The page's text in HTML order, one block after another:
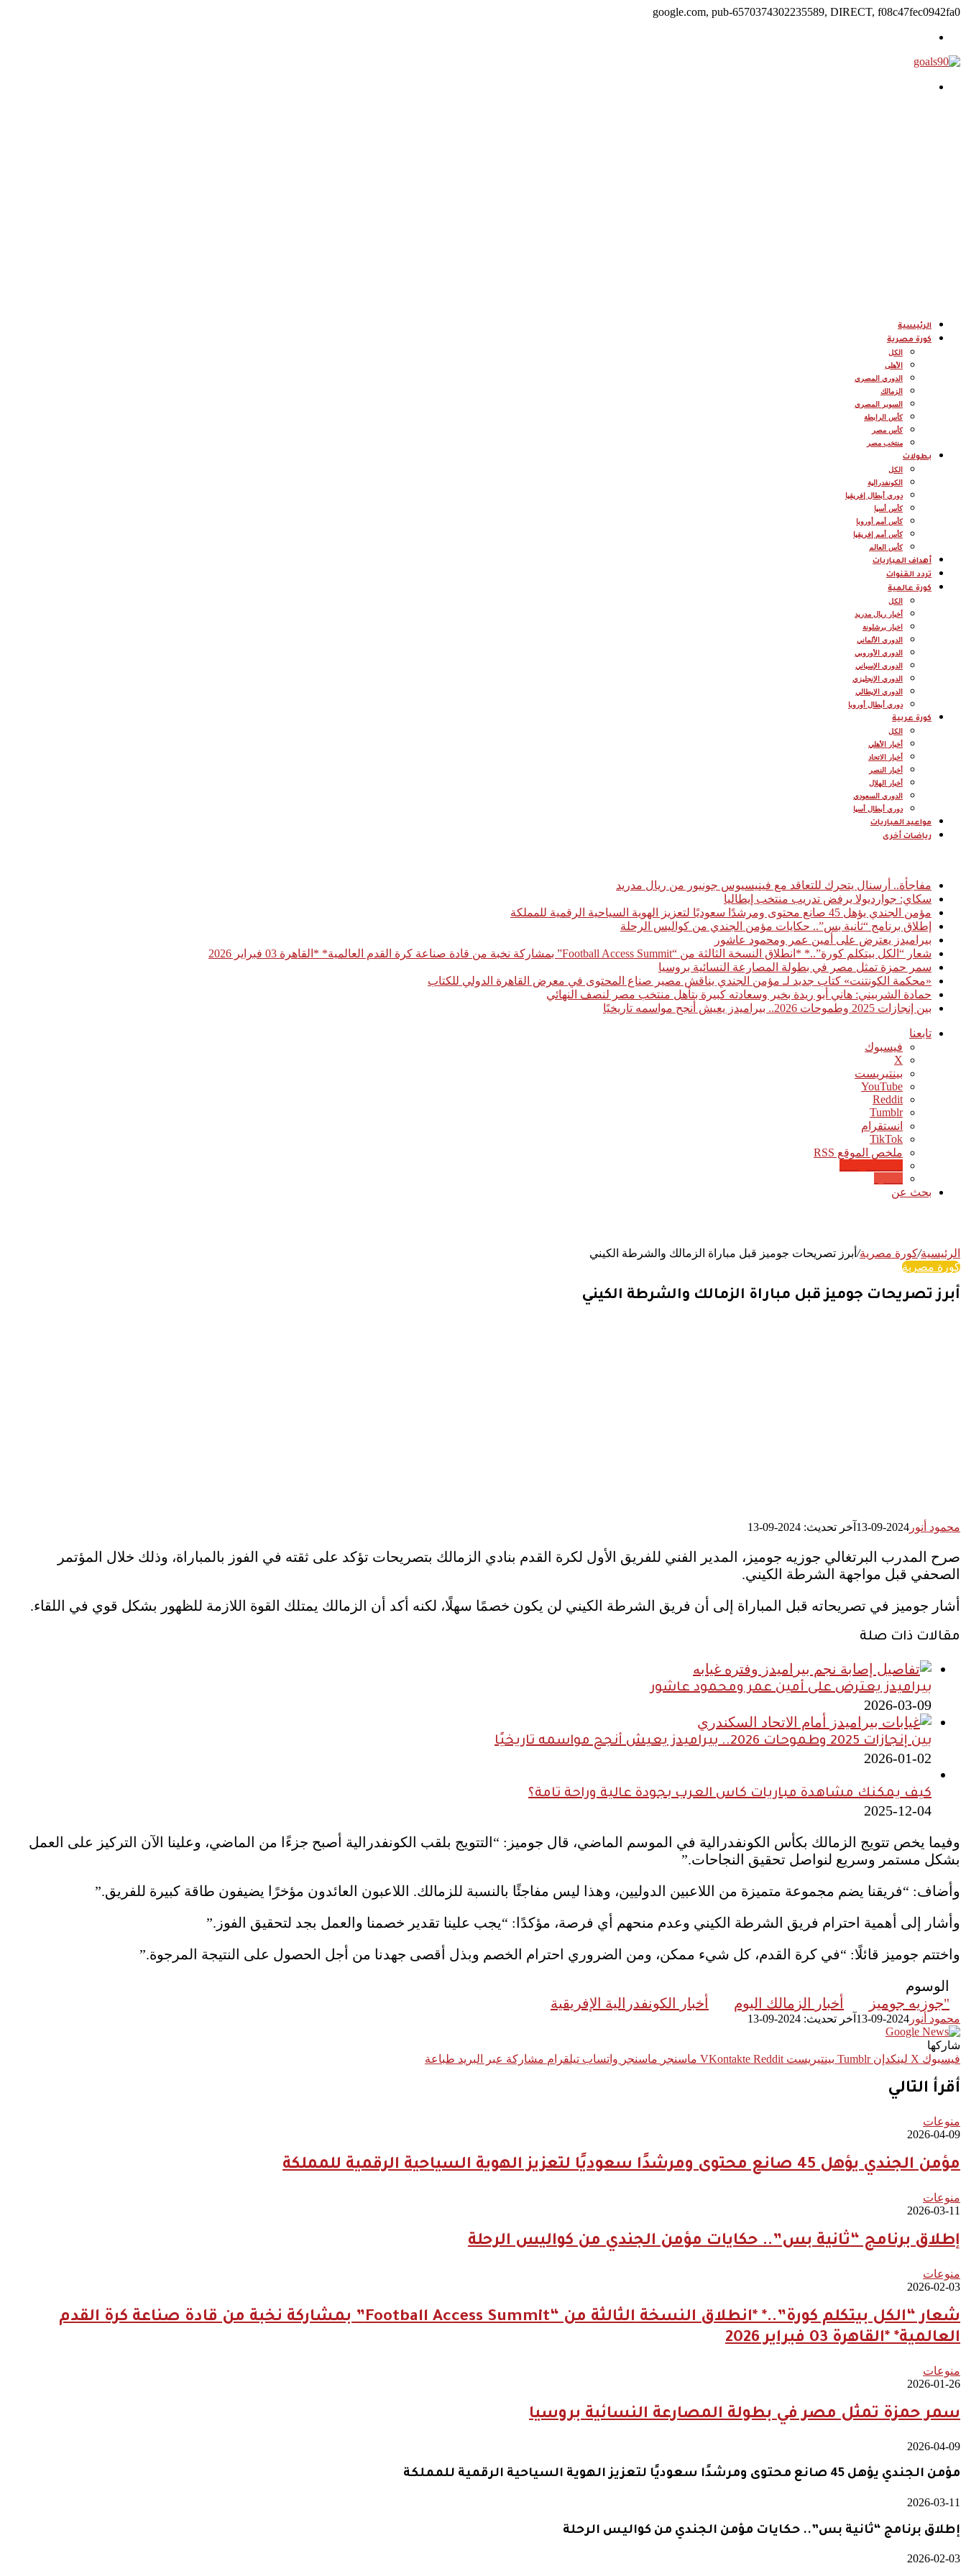
google.com, pub-6570374302235589, DIRECT, f08c47fec0942fa0
الرئيسية
كورة مصرية
الكل
الأهلى
الدوري المصري
الزمالك
السوبر المصري
كأس الرابطة
كأس مصر
منتخب مصر
بطولات
الكل
الكونفدرالية
دوري أبطال إفريقيا
كأس أسيا
كأس أمم أوروبا
كأس أمم إفريقيا
كأس العالم
أهداف المباريات
تردد القنوات
كورة عالمية
الكل
أخبار ريال مدريد
اخبار برشلونة
الدوري الألماني
الدوري الأوروبي
الدوري الإسباني
الدوري الإنجليزي
الدوري الإيطالي
دوري أبطال أوروبا
كورة عربية
الكل
أخبار الأهلي
أخبار الاتحاد
أخبار النصر
أخبار الهلال
الدوري السعودي
دوري أبطال أسيا
مواعيد المباريات
رياضات أخرى
مفاجأة.. أرسنال يتحرك للتعاقد مع فينيسيوس جونيور من ريال مدريد
سكاي: جوارديولا يرفض تدريب منتخب إيطاليا
مؤمن الجندي يؤهل 45 صانع محتوى ومرشدًا سعوديًا لتعزيز الهوية السياحية الرقمية للمملكة
إطلاق برنامج “ثانية بس”.. حكايات مؤمن الجندي من كواليس الرحلة
بيراميدز يعترض على أمين عمر ومحمود عاشور
شعار “الكل بيتكلم كورة”..* *انطلاق النسخة الثالثة من “Football Access Summit” بمشاركة نخبة من قادة صناعة كرة القدم العالمية* *القاهرة 03 فبراير 2026
سمر حمزة تمثل مصر في بطولة المصارعة النسائية بروسيا
«محكمة الكونتنت» كتاب جديد لـ مؤمن الجندي يناقش مصير صناع المحتوى في معرض القاهرة الدولي للكتاب
حمادة الشربيني: هاني أبو ريدة بخير وسعادته كبيرة بتأهل منتخب مصر لنصف النهائي
بين إنجازات 2025 وطموحات 2026.. بيراميدز يعيش أنجح مواسمه تاريخيًا
تابعنا
فيسبوك
‫X
بينتيريست
‫YouTube
انستقرام
‫TikTok
ملخص الموقع RSS
بحث عن
الرئيسية/كورة مصرية/ أبرز تصريحات جوميز قبل مباراة الزمالك والشرطة الكيني
كورة مصرية
أبرز تصريحات جوميز قبل مباراة الزمالك والشرطة الكيني
محمود أنور 2024-09-13 آخر تحديث: 2024-09-13
صرح المدرب البرتغالي جوزيه جوميز، المدير الفني للفريق الأول لكرة القدم بنادي الزمالك بتصريحات تؤكد على ثقته في الفوز بالمباراة، وذلك خلال المؤتمر
الصحفي قبل مواجهة الشرطة الكيني.
أشار جوميز في تصريحاته قبل المباراة إلى أن فريق الشرطة الكيني لن يكون خصمًا سهلًا، لكنه أكد أن الزمالك يمتلك القوة اللازمة للظهور بشكل قوي في اللقاء.
مقالات ذات صلة
بيراميدز يعترض على أمين عمر ومحمود عاشور
2026-03-09
بين إنجازات 2025 وطموحات 2026.. بيراميدز يعيش أنجح مواسمه تاريخيًا
2026-01-02
كيف يمكنك مشاهدة مباريات كاس العرب بجودة عالية وراحة تامة؟
2025-12-04
وفيما يخص تتويج الزمالك بكأس الكونفدرالية في الموسم الماضي، قال جوميز: “التتويج بلقب الكونفدرالية أصبح جزءًا من الماضي، وعلينا الآن التركيز على العمل
بشكل مستمر وسريع لنواصل تحقيق النجاحات.”
وأضاف: “فريقنا يضم مجموعة متميزة من اللاعبين الدوليين، وهذا ليس مفاجئًا بالنسبة للزمالك. اللاعبون العائدون مؤخرًا يضيفون طاقة كبيرة للفريق.”
وأشار إلى أهمية احترام فريق الشرطة الكيني وعدم منحهم أي فرصة، مؤكدًا: “يجب علينا تقدير خصمنا والعمل بجد لتحقيق الفوز.”
واختتم جوميز قائلًا: “في كرة القدم، كل شيء ممكن، ومن الضروري احترام الخصم وبذل أقصى جهدنا من أجل الحصول على النتيجة المرجوة.”
الوسوم
"جوزيه جوميز
أخبار الزمالك اليوم أخبار الكونفدرالية الإفريقية
محمود أنور 2024-09-13 آخر تحديث: 2024-09-13
شاركها
فيسبوك ‫X لينكدإن بينتيريست ماسنجر ماسنجر واتساب تيلقرام مشاركة عبر البريد طباعة
أقرأ التالي
منوعات
2026-04-09
مؤمن الجندي يؤهل 45 صانع محتوى ومرشدًا سعوديًا لتعزيز الهوية السياحية الرقمية للمملكة
منوعات
2026-03-11
إطلاق برنامج “ثانية بس”.. حكايات مؤمن الجندي من كواليس الرحلة
منوعات
2026-02-03
شعار “الكل بيتكلم كورة”..* *انطلاق النسخة الثالثة من “Football Access Summit” بمشاركة نخبة من قادة صناعة كرة القدم
العالمية* *القاهرة 03 فبراير 2026
منوعات
2026-01-26
سمر حمزة تمثل مصر في بطولة المصارعة النسائية بروسيا
2026-04-09
مؤمن الجندي يؤهل 45 صانع محتوى ومرشدًا سعوديًا لتعزيز الهوية السياحية الرقمية للمملكة
2026-03-11
إطلاق برنامج “ثانية بس”.. حكايات مؤمن الجندي من كواليس الرحلة
2026-02-03